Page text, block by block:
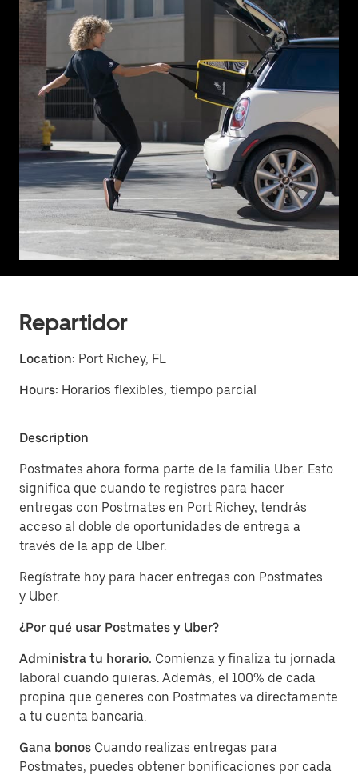
Repartidor
Location: Port Richey, FL
Hours: Horarios flexibles, tiempo parcial
Description
Postmates ahora forma parte de la familia Uber. Esto
significa que cuando te registres para hacer
entregas con Postmates en Port Richey, tendrás
acceso al doble de oportunidades de entrega a
través de la app de Uber.
Regístrate hoy para hacer entregas con Postmates
y Uber.
¿Por qué usar Postmates y Uber?
Administra tu horario. Comienza y finaliza tu jornada
laboral cuando quieras. Además, el 100% de cada
propina que generes con Postmates va directamente
a tu cuenta bancaria.
Gana bonos Cuando realizas entregas para
Postmates, puedes obtener bonificaciones por cada